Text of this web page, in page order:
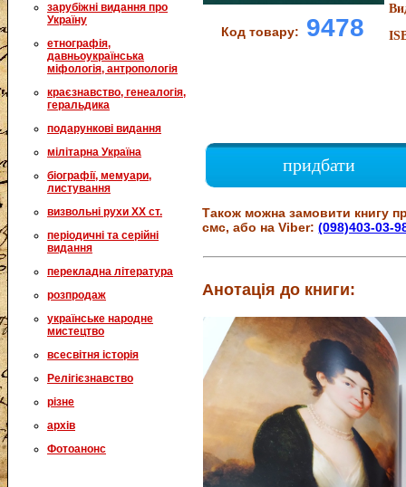
зарубіжні видання про
Україну
етнографія,
давньоукраїнська
міфологія, антропологія
краєзнавство, генеалогія,
геральдика
подарункові видання
мілітарна Україна
біографії, мемуари,
листування
визвольні рухи XX ст.
періодичні та серійні
видання
перекладна література
розпродаж
українське народне
мистецтво
всесвітня історія
Релігієзнавство
різне
архів
Фотоанонс
Код товару: 9478
придбати
Також можна замовити книгу
смс, або на Viber:(098)403-03-
Анотація до книги: